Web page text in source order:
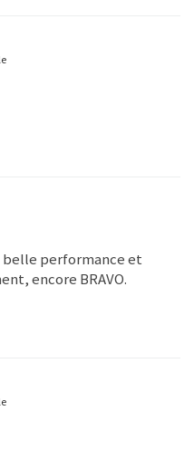
performance et
encore BRAVO.